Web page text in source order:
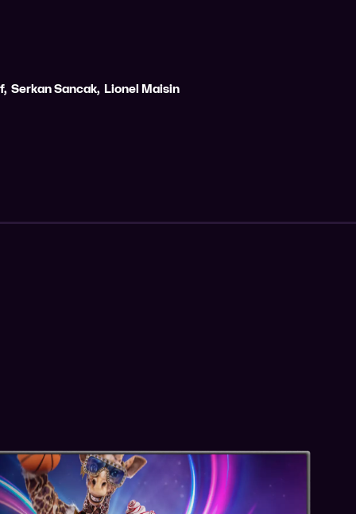
, Serkan Sancak, Lionel Maisin